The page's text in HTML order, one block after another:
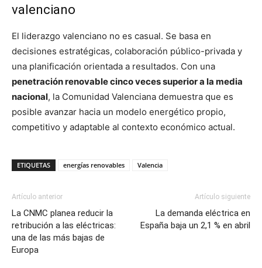
valenciano
El liderazgo valenciano no es casual. Se basa en
decisiones estratégicas, colaboración público-privada y
una planificación orientada a resultados. Con una
penetración renovable cinco veces superior a la media
nacional, la Comunidad Valenciana demuestra que es
posible avanzar hacia un modelo energético propio,
competitivo y adaptable al contexto económico actual.
ETIQUETAS energías renovables Valencia
Artículo anterior
La CNMC planea reducir la
retribución a las eléctricas:
una de las más bajas de
Europa
Artículo siguiente
La demanda eléctrica en
España baja un 2,1 % en abril